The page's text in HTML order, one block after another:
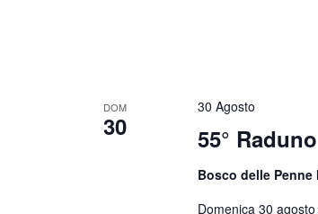
DOM
30 55°
30 Agosto
Bosco delle Penne
Domenica 30